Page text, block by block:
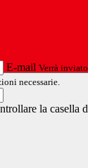
E-mail Verrà
necessarie.
la casella